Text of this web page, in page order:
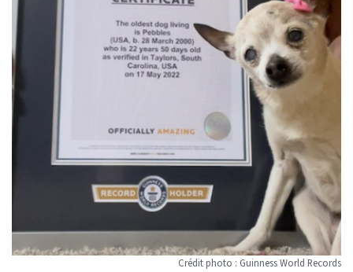
Crédit photo : Guinness World Records